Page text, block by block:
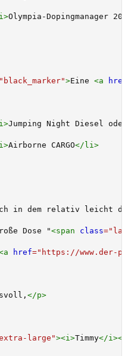
>Olympia-Dopingmanager
" black_marker">Eine <a href
>Jumping Night Diesel oder
>Airborne CARGO</ li>
in dem relativ leicht
Dose "<span class="
a href=" https://www.der-
</p>
large"><i>Timmy</i></